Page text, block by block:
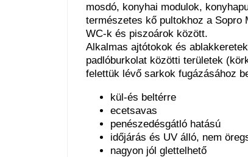
mosdó, konyhai modulok,
természetes kő pultokhoz a Sopro
WC-k és piszoárok között.
Alkalmas ajtótokok és
padlóburkolat közötti területek
felettük lévő sarkok fugázásához
kül-és beltérre
ecetsavas
penészedésgátló hatású
időjárás és UV álló, nem
nagyon jól glettelhető